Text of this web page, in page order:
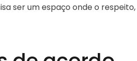
ser um espaço onde o respeito,